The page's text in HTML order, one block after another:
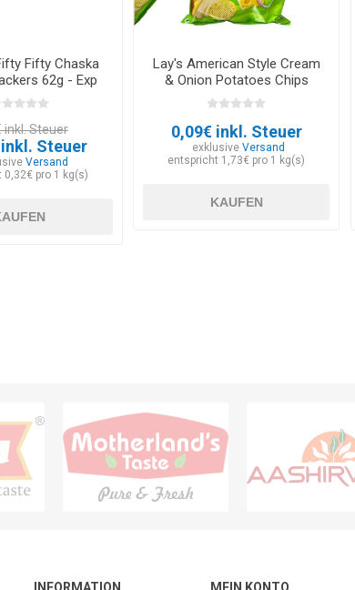
Fifty Chaska
62g - Exp
inkl. Steuer
Steuer
Versand
0,32€ pro 1 kg(s)
Lay's American Style Cream
& Onion Potatoes Chips
52g - EXP 30.05.2026
0,09€ inkl. Steuer
exklusiveVersand
entspricht 1,73€ pro 1 kg(s)
KAUFEN